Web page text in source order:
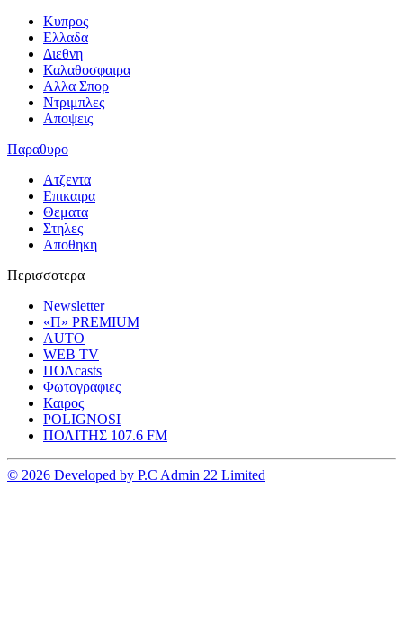
Κυπρος
Ελλαδα
Διεθνη
Καλαθοσφαιρα
Αλλα Σπορ
Ντριμπλες
Αποψεις
Παραθυρο
Ατζεντα
Επικαιρα
Θεματα
Στηλες
Αποθηκη
Περισσοτερα
Newsletter
«Π» PREMIUM
AUTO
WEB TV
ΠΟΛcasts
Φωτογραφιες
Καιρος
POLIGNOSI
ΠΟΛΙΤΗΣ 107.6 FM
© 2026 Developed by P.C Admin 22 Limited